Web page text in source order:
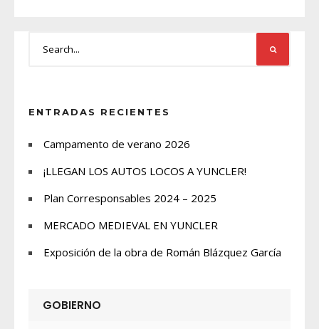
ENTRADAS RECIENTES
Campamento de verano 2026
¡LLEGAN LOS AUTOS LOCOS A YUNCLER!
Plan Corresponsables 2024 – 2025
MERCADO MEDIEVAL EN YUNCLER
Exposición de la obra de Román Blázquez García
GOBIERNO